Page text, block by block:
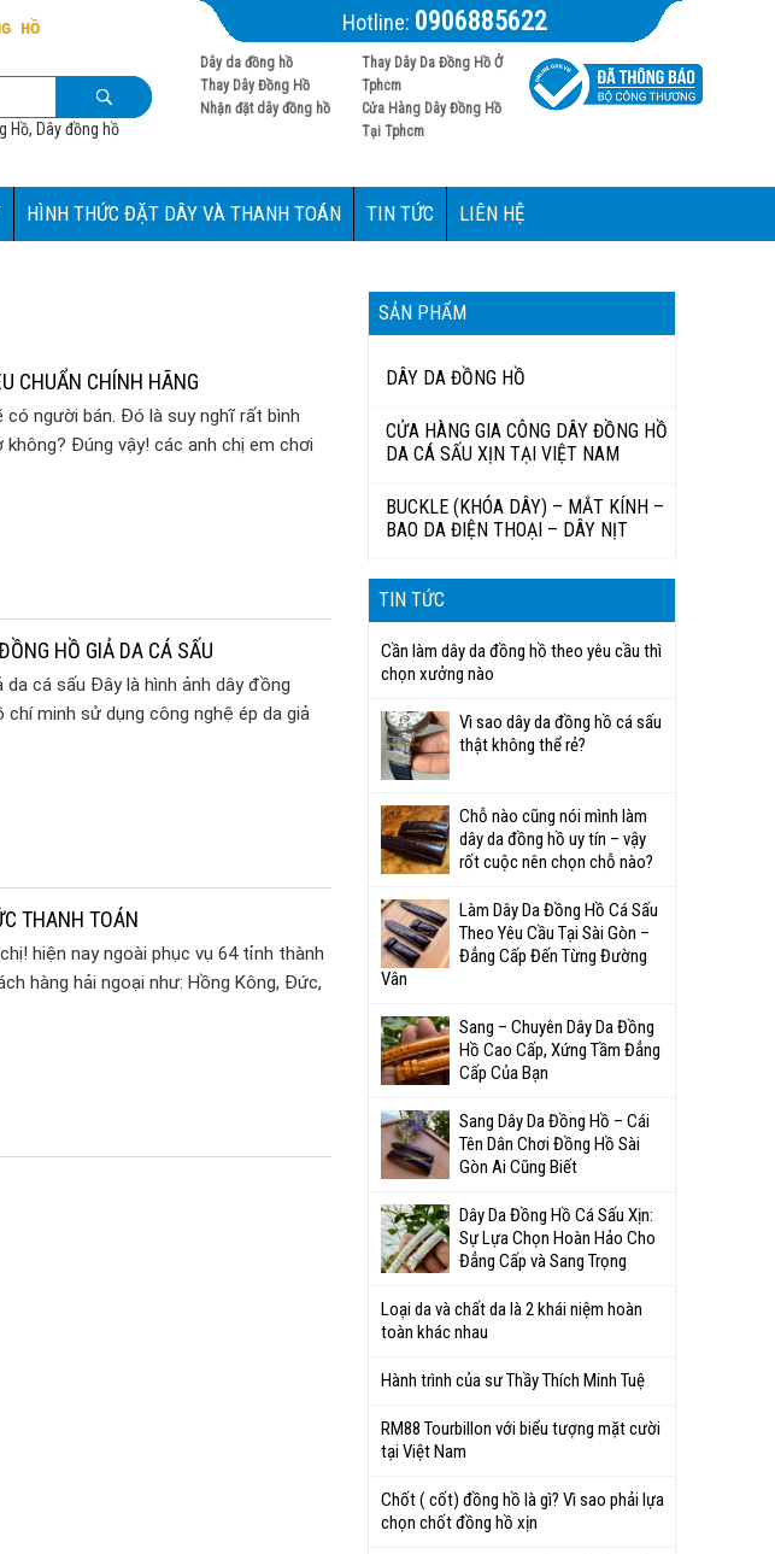
HỒ
Hồ, Dây đồng hồ
Hotline: 0906885622
Dây da đồng hồ
Thay Dây Đồng Hồ
Nhận đặt dây đồng hồ
Thay Dây Da Đồng Hồ Ở
Tphcm
Cửa Hàng Dây Đồng Hồ
Tại Tphcm
HÌNH THỨC ĐẶT DÂY VÀ THANH TOÁN TIN TỨC LIÊN HỆ
CHUẨN CHÍNH HÃNG
có người bán. Đó là suy nghĩ rất bình
Đúng vậy! các anh chị em chơi
HỒ GIẢ DA CÁ SẤU
cá sấu Đây là hình ảnh dây đồng
minh sử dụng công nghệ ép da giả
THANH TOÁN
hiện nay ngoài phục vụ 64 tỉnh thành
hàng hải ngoại như: Hồng Kông, Đức,
SẢN PHẨM
DÂY DA ĐỒNG HỒ
CỬA HÀNG GIA CÔNG DÂY ĐỒNG HỒ
DA CÁ SẤU XỊN TẠI VIỆT NAM
BUCKLE (KHÓA DÂY) – MẮT KÍNH –
BAO DA ĐIỆN THOẠI – DÂY NỊT
TIN TỨC
Cần làm dây da đồng hồ theo yêu cầu thì
chọn xưởng nào
Vì sao dây da đồng hồ cá sấu
thật không thể rẻ?
Chỗ nào cũng nói mình làm
dây da đồng hồ uy tín – vậy
rốt cuộc nên chọn chỗ nào?
Làm Dây Da Đồng Hồ Cá Sấu
Theo Yêu Cầu Tại Sài Gòn –
Đẳng Cấp Đến Từng Đường
Vân
Sang – Chuyên Dây Da Đồng
Hồ Cao Cấp, Xứng Tầm Đẳng
Cấp Của Bạn
Sang Dây Da Đồng Hồ – Cái
Tên Dân Chơi Đồng Hồ Sài
Gòn Ai Cũng Biết
Dây Da Đồng Hồ Cá Sấu Xịn:
Sự Lựa Chọn Hoàn Hảo Cho
Đẳng Cấp và Sang Trọng
Loại da và chất da là 2 khái niệm hoàn
toàn khác nhau
Hành trình của sư Thầy Thích Minh Tuệ
RM88 Tourbillon với biểu tượng mặt cười
tại Việt Nam
Chốt ( cốt) đồng hồ là gì? Vì sao phải lựa
chọn chốt đồng hồ xịn